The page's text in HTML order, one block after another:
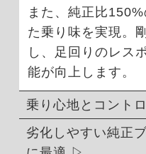
また、純正比
た乗り味を実現。
し、足回りのレス
能が向上します。
乗り心地とコント
劣化しやすい純正